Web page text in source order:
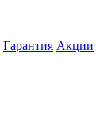
Гарантия Акции